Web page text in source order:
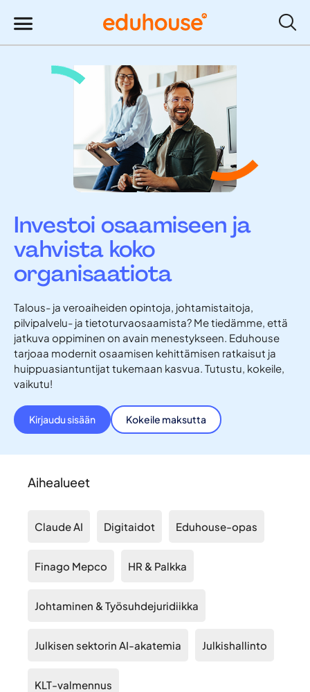
Investoi osaamiseen ja
vahvista koko
organisaatiota
Talous- ja veroaiheiden opintoja, johtamistaitoja,
pilvipalvelu- ja tietoturvaosaamista? Me tiedämme, että
jatkuva oppiminen on avain menestykseen. Eduhouse
tarjoaa modernit osaamisen kehittämisen ratkaisut ja
huippuasiantuntijat tukemaan kasvua. Tutustu, kokeile,
vaikutu!
Kirjaudu sisään Kokeile maksutta
Aihealueet
Claude AI Digitaidot Eduhouse-opas
Finago Mepco HR & Palkka
Johtaminen & Työsuhdejuridiikka
Julkisen sektorin AI-akatemia Julkishallinto
KLT-valmennus